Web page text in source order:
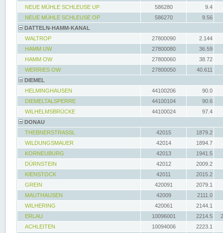
NEUE MÜHLE SCHLEUSE UP
586280
9.4
NEUE MÜHLE SCHLEUSE OP
586270
9.56
DATTELN-HAMM-KANAL
WALTROP
27800090
2.144
HAMM UW
27800080
36.59
HAMM OW
27800060
38.72
WERRIES OW
27800050
40.611
DIEMEL
HELMINGHAUSEN
44100206
90.0
DIEMELTALSPERRE
44100104
90.6
WILHELMSBRÜCKE
44100024
97.4
DONAU
THEBNERSTRASSL
42015
1879.2
WILDUNGSMAUER
42014
1894.7
KORNEUBURG
42013
1941.5
DÜRNSTEIN
42012
2009.2
KIENSTOCK
42011
2015.2
GREIN
420091
2079.1
MAUTHAUSEN
42009
2111.0
WILHERING
420061
2144.1
ERLAU
10096001 2214.5
ACHLEITEN
10094006
2223.1